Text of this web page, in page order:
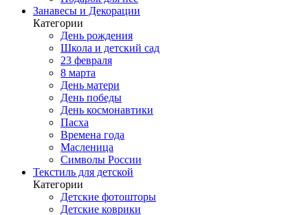
Занавесы и Декорации
Категории
День рождения
Школа и детский сад
23 февраля
8 марта
День матери
День победы
День космонавтики
Пасха
Времена года
Масленица
Символы России
Текстиль для детской
Категории
Детские фотошторы
Детские коврики